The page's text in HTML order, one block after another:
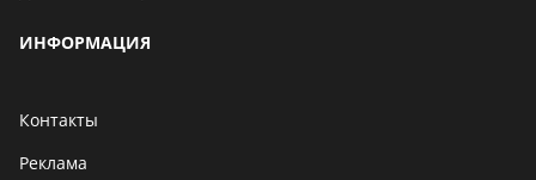
ИНФОРМАЦИЯ
Контакты
Реклама